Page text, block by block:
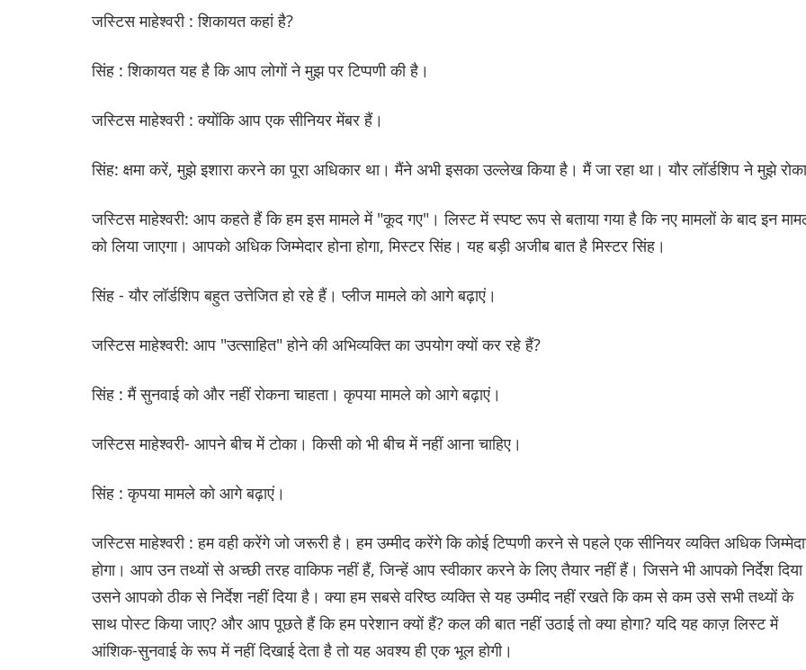
जस्टिस माहेश्वरी : शिकायत कहां है?
सिंह : शिकायत यह है कि आप लोगों ने मुझ पर टिप्पणी की है।
जस्टिस माहेश्वरी : क्योंकि आप एक सीनियर मेंबर हैं।
सिंह: क्षमा करें, मुझे इशारा करने का पूरा अधिकार था। मैंने अभी इसका उल्लेख किया है। मैं जा रहा था। यौर लॉर्डशिप ने मुझे
जस्टिस माहेश्वरी: आप कहते हैं कि हम इस मामले में "कूद गए"। लिस्ट में स्पष्ट रूप से बताया गया है कि नए मामलों के बाद इन
को लिया जाएगा। आपको अधिक जिम्मेदार होना होगा, मिस्टर सिंह। यह बड़ी अजीब बात है मिस्टर सिंह।
सिंह - यौर लॉर्डशिप बहुत उत्तेजित हो रहे हैं। प्लीज मामले को आगे बढ़ाएं।
जस्टिस माहेश्वरी: आप "उत्साहित" होने की अभिव्यक्ति का उपयोग क्यों कर रहे हैं?
सिंह : मैं सुनवाई को और नहीं रोकना चाहता। कृपया मामले को आगे बढ़ाएं।
जस्टिस माहेश्वरी- आपने बीच में टोका। किसी को भी बीच में नहीं आना चाहिए।
सिंह : कृपया मामले को आगे बढ़ाएं।
जस्टिस माहेश्वरी : हम वही करेंगे जो जरूरी है। हम उम्मीद करेंगे कि कोई टिप्पणी करने से पहले एक सीनियर व्यक्ति अधिक
होगा। आप उन तथ्यों से अच्छी तरह वाकिफ नहीं हैं, जिन्हें आप स्वीकार करने के लिए तैयार नहीं हैं। जिसने भी आपको निर्देश
उसने आपको ठीक से निर्देश नहीं दिया है। क्या हम सबसे वरिष्ठ व्यक्ति से यह उम्मीद नहीं रखते कि कम से कम उसे सभी तथ्यों के
साथ पोस्ट किया जाए? और आप पूछते हैं कि हम परेशान क्यों हैं? कल की बात नहीं उठाई तो क्या होगा? यदि यह काज़ लिस्ट में
आंशिक-सुनवाई के रूप में नहीं दिखाई देता है तो यह अवश्य ही एक भूल होगी।